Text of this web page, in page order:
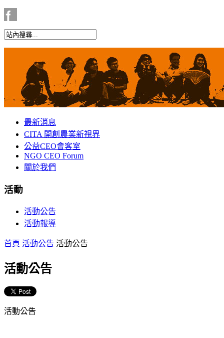
最新消息
CITA 開創農業新視界
公益CEO會客室
NGO CEO Forum
關於我們
活動
活動公告
活動報導
首頁 活動公告 活動公告
活動公告
活動公告